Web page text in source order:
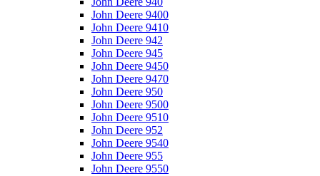
John Deere 9400
John Deere 9410
John Deere 942
John Deere 945
John Deere 9450
John Deere 9470
John Deere 950
John Deere 9500
John Deere 9510
John Deere 952
John Deere 9540
John Deere 955
John Deere 9550